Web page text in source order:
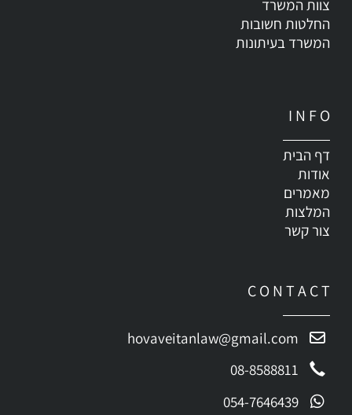
צוות המשרד
החלטות חשובות
המשרד בעיתונות
I N F O
דף הבית
אודות
מאמרים
המלצות
צור קשר
C O N T A C T
hovaveitanlaw@gmail.com
08-8588811
054-7646439